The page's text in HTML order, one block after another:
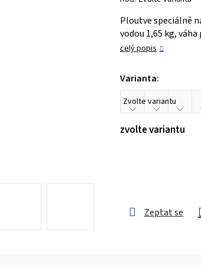
0,0
z 5
hvězdiček.
Ploutve speciálně
vodou 1,65 kg,
celý popis
Varianta:
zvolte variantu
Zeptat se